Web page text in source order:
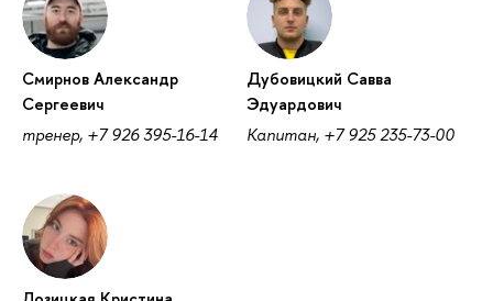
Смирнов Александр
Сергеевич
тренер, +7 926 395-16-14
Дубовицкий Савва
Эдуардович
Капитан, +7 925 235-73-00